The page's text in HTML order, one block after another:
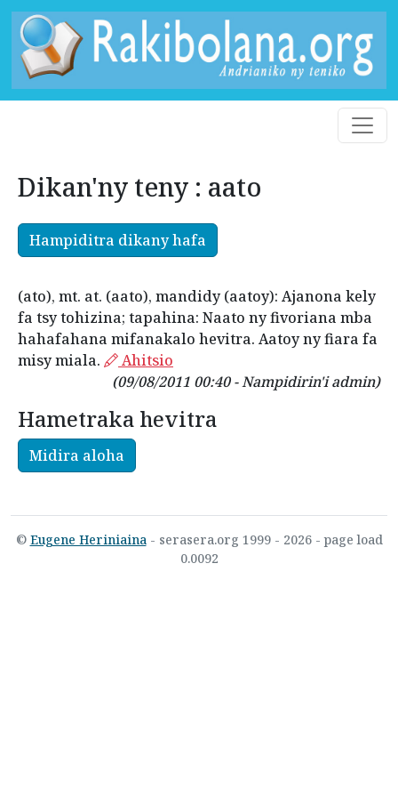
Dikan'ny teny : aato
Hampiditra dikany hafa
(ato), mt. at. (aato), mandidy (aatoy): Ajanona kely
fa tsy tohizina; tapahina: Naato ny fivoriana mba
hahafahana mifanakalo hevitra. Aatoy ny fiara fa
misy miala.
Ahitsio
(09/08/2011 00:40 - Nampidirin'i admin)
Hametraka hevitra
Midira aloha
© Eugene Heriniaina- serasera.org 1999 - 2026 - page load
0.0092